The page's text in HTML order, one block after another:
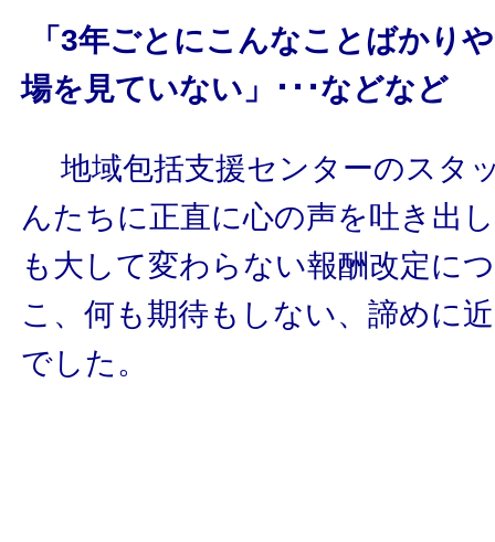
「3年ごとにこんなことばかり
場を見ていない」･･･などなど
地域包括支援センターのスタ
んたちに正直に心の声を吐き出
も大して変わらない報酬改定に
こ、何も期待もしない、諦めに
でした。